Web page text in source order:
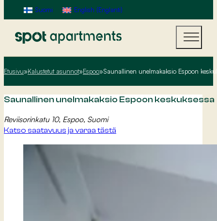
Suomi English (Englanti)
Etusivu»Kalustetut asunnot»Espoo»Saunallinen unelmakaksio Espoon
Saunallinen unelmakaksio Espoon keskuksessa
Reviisorinkatu 10, Espoo, Suomi
Katso saatavuus ja varaa tästä